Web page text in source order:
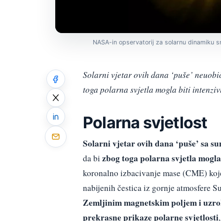
NASA-in opservatorij za solarnu dinamiku
Solarni vjetar ovih dana ‘puše’
toga polarna svjetla mogla biti
Polarna svjetlost
Solarni vjetar ovih dana ‘puše’ sa
da bi zbog toga polarna svjetla
koronalno izbacivanje mase (CME)
nabijenih čestica iz gornje atmosfere
Zemljinim magnetskim poljem i
prekrasne prikaze polarne svjetlosti